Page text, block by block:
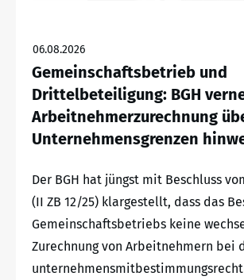
06.08.2026
Gemeinschaftsbetrieb und
Drittelbeteiligung: BGH
Arbeitnehmerzurechnung
Unternehmensgrenzen
Der BGH hat jüngst mit Beschluss
(II ZB 12/25) klargestellt, dass das
Gemeinschaftsbetriebs keine
Zurechnung von Arbeitnehmern bei